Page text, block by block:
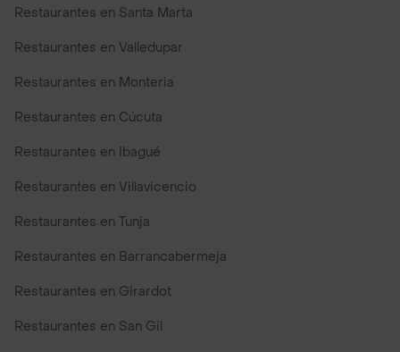
Restaurantes en Santa Marta
Restaurantes en Valledupar
Restaurantes en Monteria
Restaurantes en Cúcuta
Restaurantes en Ibagué
Restaurantes en Villavicencio
Restaurantes en Tunja
Restaurantes en Barrancabermeja
Restaurantes en Girardot
Restaurantes en San Gil